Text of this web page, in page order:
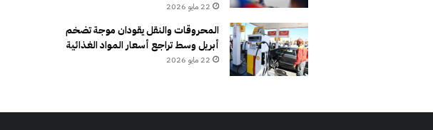
22 مايو 2026
المحروقات والنقل يقودان موجة تضخم
أبريل وسط تراجع أسعار المواد الغذائية
22 مايو 2026